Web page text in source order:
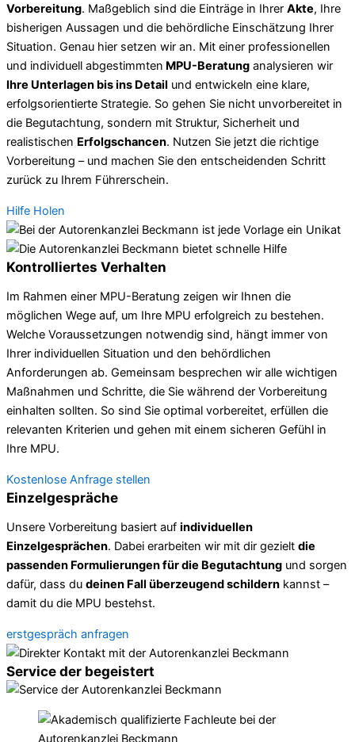
Vorbereitung. Maßgeblich sind die Einträge in Ihrer Akte, Ihre
bisherigen Aussagen und die behördliche Einschätzung Ihrer
Situation. Genau hier setzen wir an. Mit einer professionellen
und individuell abgestimmten MPU-Beratung analysieren wir
Ihre Unterlagen bis ins Detail und entwickeln eine klare,
erfolgsorientierte Strategie. So gehen Sie nicht unvorbereitet in
die Begutachtung, sondern mit Struktur, Sicherheit und
realistischen Erfolgschancen. Nutzen Sie jetzt die richtige
Vorbereitung – und machen Sie den entscheidenden Schritt
zurück zu Ihrem Führerschein.
Hilfe Holen
Kontrolliertes Verhalten
Im Rahmen einer MPU-Beratung zeigen wir Ihnen die
möglichen Wege auf, um Ihre MPU erfolgreich zu bestehen.
Welche Voraussetzungen notwendig sind, hängt immer von
Ihrer individuellen Situation und den behördlichen
Anforderungen ab. Gemeinsam besprechen wir alle wichtigen
Maßnahmen und Schritte, die Sie während der Vorbereitung
einhalten sollten. So sind Sie optimal vorbereitet, erfüllen die
relevanten Kriterien und gehen mit einem sicheren Gefühl in
Ihre MPU.
Kostenlose Anfrage stellen
Einzelgespräche
Unsere Vorbereitung basiert auf individuellen
Einzelgesprächen. Dabei erarbeiten wir mit dir gezielt die
passenden Formulierungen für die Begutachtung und sorgen
dafür, dass du deinen Fall überzeugend schildern kannst –
damit du die MPU bestehst.
erstgespräch anfragen
Service der begeistert